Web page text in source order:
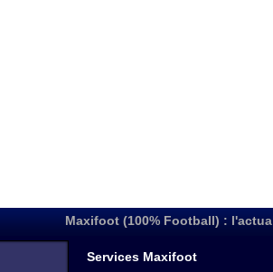
Maxifoot (100% Football) :
Services Maxifoot